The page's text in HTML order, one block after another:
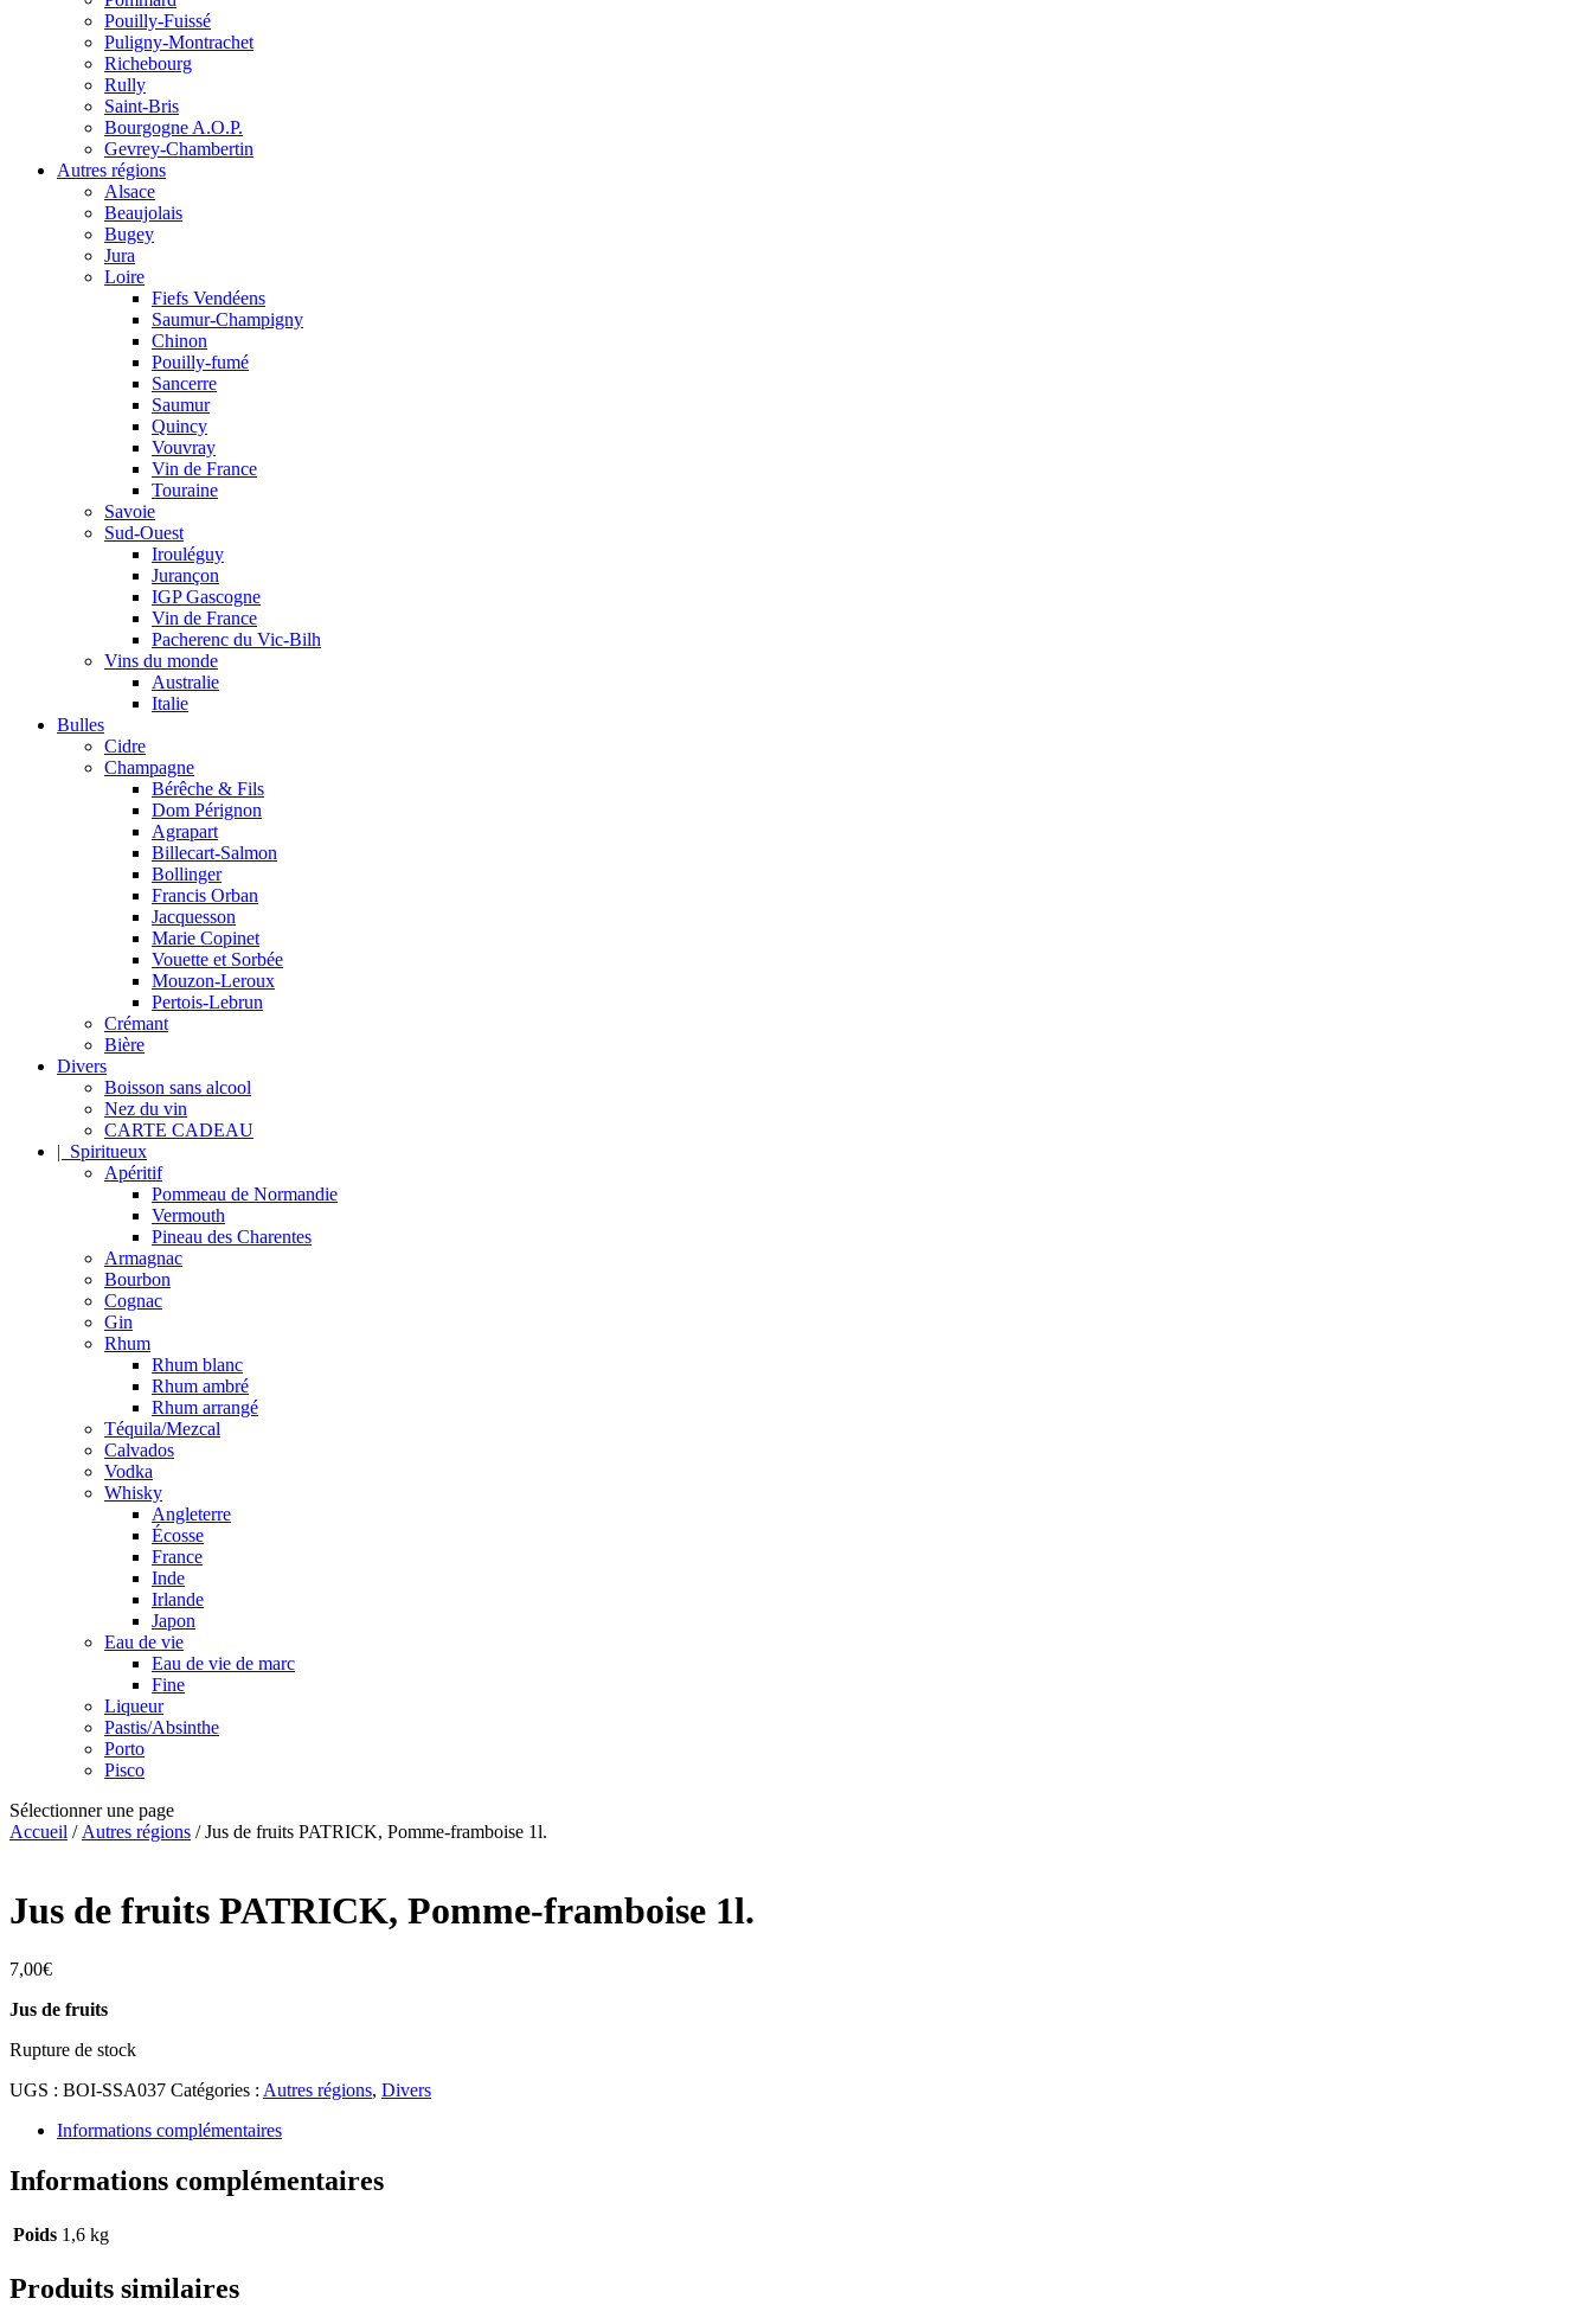
Pouilly-Fuissé
Puligny-Montrachet
Richebourg
Rully
Saint-Bris
Bourgogne A.O.P.
Gevrey-Chambertin
Autres régions
Alsace
Beaujolais
Bugey
Jura
Loire
Fiefs Vendéens
Saumur-Champigny
Chinon
Pouilly-fumé
Sancerre
Saumur
Quincy
Vouvray
Vin de France
Touraine
Savoie
Sud-Ouest
Irouléguy
Jurançon
IGP Gascogne
Vin de France
Pacherenc du Vic-Bilh
Vins du monde
Australie
Italie
Bulles
Cidre
Champagne
Bérêche & Fils
Dom Pérignon
Agrapart
Billecart-Salmon
Bollinger
Francis Orban
Jacquesson
Marie Copinet
Vouette et Sorbée
Mouzon-Leroux
Pertois-Lebrun
Crémant
Bière
Divers
Boisson sans alcool
Nez du vin
CARTE CADEAU
| Spiritueux
Apéritif
Pommeau de Normandie
Vermouth
Pineau des Charentes
Armagnac
Bourbon
Cognac
Gin
Rhum
Rhum blanc
Rhum ambré
Rhum arrangé
Téquila/Mezcal
Calvados
Vodka
Whisky
Angleterre
Écosse
France
Inde
Irlande
Japon
Eau de vie
Eau de vie de marc
Fine
Liqueur
Pastis/Absinthe
Porto
Pisco
Sélectionner une page
Accueil / Autres régions / Jus de fruits PATRICK, Pomme-framboise 1l.
Jus de fruits PATRICK, Pomme-framboise 1l.
7,00€
Jus de fruits
Rupture de stock
UGS : BOI-SSA037 Catégories : Autres régions, Divers
Informations complémentaires
Informations complémentaires
Poids 1,6 kg
Produits similaires